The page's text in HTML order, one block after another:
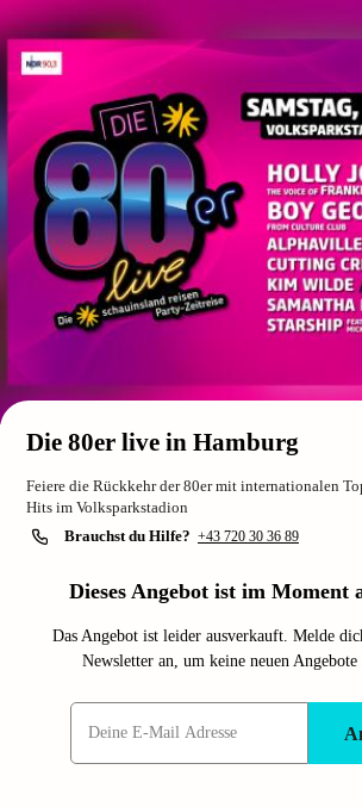
Die 80er live in Hamburg
Feiere die Rückkehr der 80er mit internationalen
Hits im Volksparkstadion
Brauchst du Hilfe? +43 720 30 36 89
Dieses Angebot ist im Moment
Das Angebot ist leider ausverkauft. Melde
Newsletter an, um keine neuen Angebote